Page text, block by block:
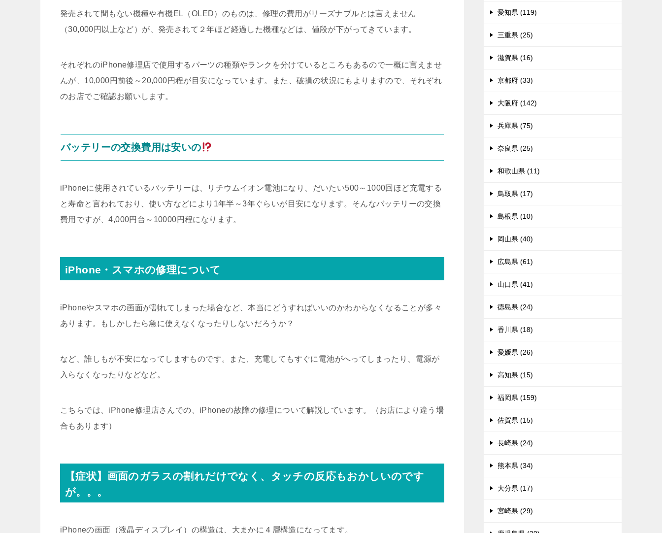
発売されて間もない機種や有機EL（OLED）のものは、修理の費用がリーズナブルとは言えません
（30,000円以上など）が、発売されて２年ほど経過した機種などは、値段が下がってきています。
それぞれのiPhone修理店で使用するパーツの種類やランクを分けているところもあるので一概に言えませ
んが、10,000円前後～20,000円程が目安になっています。また、破損の状況にもよりますので、それぞれ
のお店でご確認お願いします。
バッテリーの交換費用は安いの
iPhoneに使用されているバッテリーは、リチウムイオン電池になり、だいたい500～1000回ほど充電する
と寿命と言われており、使い方などにより1年半～3年ぐらいが目安になります。そんなバッテリーの交換
費用ですが、4,000円台～10000円程になります。
iPhone・スマホの修理について
iPhoneやスマホの画面が割れてしまった場合など、本当にどうすればいいのかわからなくなることが多々
あります。もしかしたら急に使えなくなったりしないだろうか？
など、誰しもが不安になってしますものです。また、充電してもすぐに電池がへってしまったり、電源が
入らなくなったりなどなど。
こちらでは、iPhone修理店さんでの、iPhoneの故障の修理について解説しています。（お店により違う場
合もあります）
【症状】画面のガラスの割れだけでなく、タッチの反応もおかしいのです
が。。。
iPhoneの画面（液晶ディスプレイ）の構造は、大まかに４層構造になってます。
愛知県 (119)
三重県 (25)
滋賀県 (16)
京都府 (33)
大阪府 (142)
兵庫県 (75)
奈良県 (25)
和歌山県 (11)
鳥取県 (17)
島根県 (10)
岡山県 (40)
広島県 (61)
山口県 (41)
徳島県 (24)
香川県 (18)
愛媛県 (26)
高知県 (15)
福岡県 (159)
佐賀県 (15)
長崎県 (24)
熊本県 (34)
大分県 (17)
宮崎県 (29)